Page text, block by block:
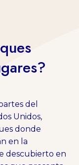
del
Unidos,
donde
en la
descubierto en